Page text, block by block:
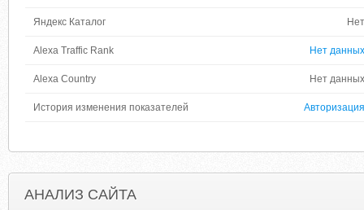
Яндекс Каталог Нет
Alexa Traffic Rank Нет данных
Alexa Country Нет данных
История изменения показателей Авторизация
АНАЛИЗ САЙТА